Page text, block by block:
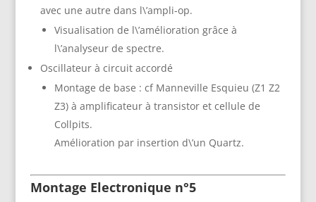
avec une autre dans l\’ampli-op.
Visualisation de l\’amélioration grâce à
l\’analyseur de spectre.
Oscillateur à circuit accordé
Montage de base : cf Manneville Esquieu (Z1 Z2
Z3) à amplificateur à transistor et cellule de
Collpits.
Amélioration par insertion d\’un Quartz.
Montage Electronique n°5